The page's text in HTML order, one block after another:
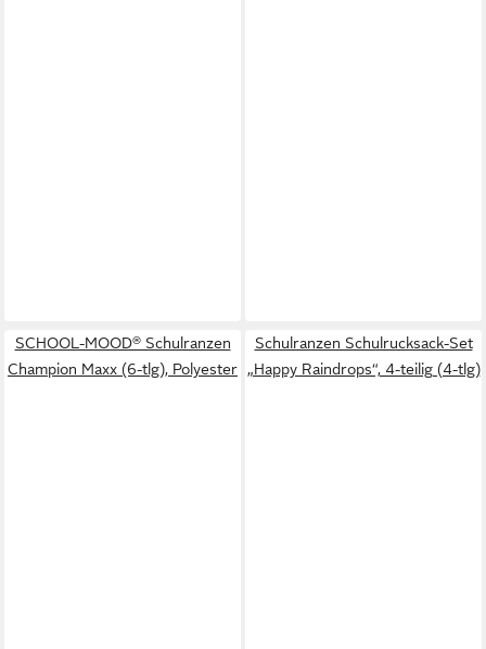
SCHOOL-MOOD® Schulranzen
Champion Maxx (6-tlg), Polyester
Schulranzen Schulrucksack-Set
„Happy Raindrops“, 4-teilig (4-tlg)